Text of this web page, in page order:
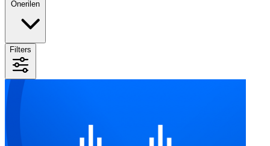
Filters